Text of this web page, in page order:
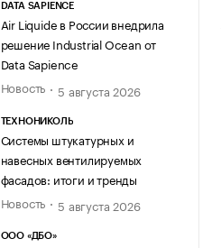
DATA SAPIENCE
Air Liquide в России внедрила
решение Industrial Ocean от
Data Sapience
Новость
5 августа 2026
ТЕХНОНИКОЛЬ
Системы штукатурных и
навесных вентилируемых
фасадов: итоги и тренды
Новость
5 августа 2026
ООО «ДБО»